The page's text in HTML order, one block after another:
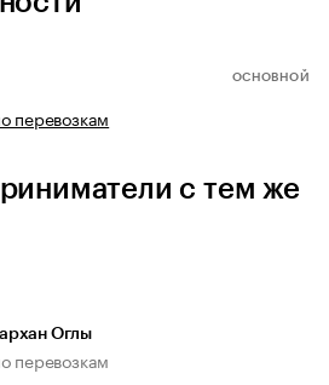
ОСНОВНОЙ
перевозкам
с тем же
Оглы
перевозкам